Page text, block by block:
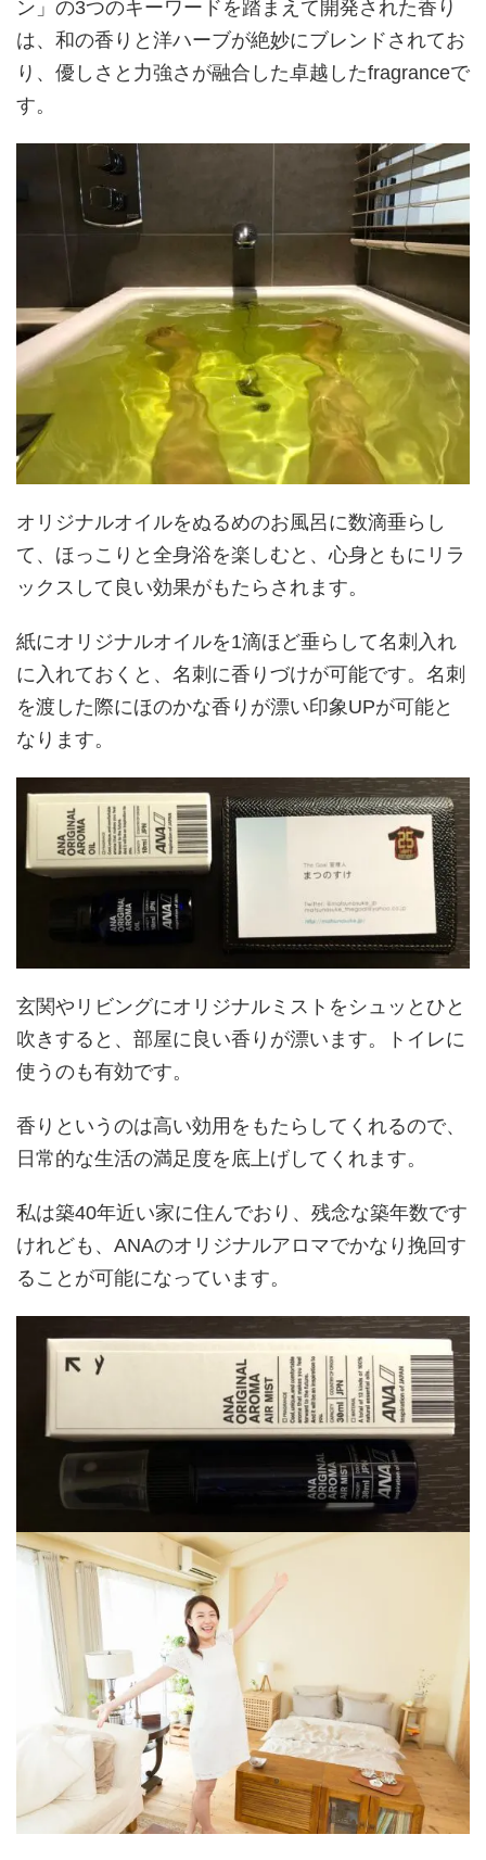
ン」の3つのキーワードを踏まえて開発された香り
は、和の香りと洋ハーブが絶妙にブレンドされてお
り、優しさと力強さが融合した卓越したfragranceで
す。
オリジナルオイルをぬるめのお風呂に数滴垂らし
て、ほっこりと全身浴を楽しむと、心身ともにリラ
ックスして良い効果がもたらされます。
紙にオリジナルオイルを1滴ほど垂らして名刺入れ
に入れておくと、名刺に香りづけが可能です。名刺
を渡した際にほのかな香りが漂い印象UPが可能と
なります。
玄関やリビングにオリジナルミストをシュッとひと
吹きすると、部屋に良い香りが漂います。トイレに
使うのも有効です。
香りというのは高い効用をもたらしてくれるので、
日常的な生活の満足度を底上げしてくれます。
私は築40年近い家に住んでおり、残念な築年数です
けれども、ANAのオリジナルアロマでかなり挽回す
ることが可能になっています。